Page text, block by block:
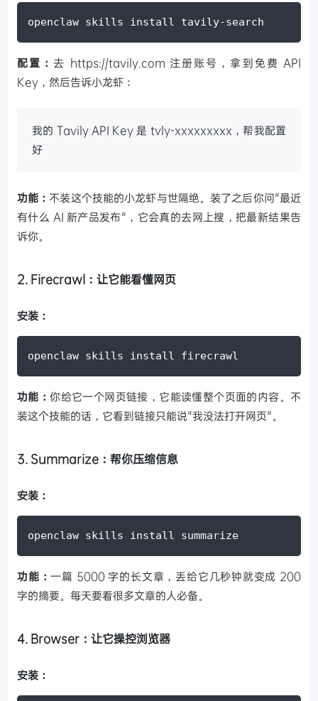
openclaw skills install tavily-search
配置：去 https://tavily.com 注册账号，拿到免费 API
Key，然后告诉小龙虾：
我的 Tavily API Key 是 tvly-xxxxxxxxx，帮我配置
好
功能： 不装这个技能的小龙虾与世隔绝。装了之后你问"最近
有什么 AI 新产品发布"，它会真的去网上搜，把最新结果告
诉你。
2. Firecrawl：让它能看懂网页
安装：
openclaw skills install firecrawl
功能：你给它一个网页链接，它能读懂整个页面的内容。不
装这个技能的话，它看到链接只能说"我没法打开网页"。
3. Summarize：帮你压缩信息
安装：
openclaw skills install summarize
功能：一篇 5000 字的长文章，丢给它几秒钟就变成 200
字的摘要。每天要看很多文章的人必备。
4. Browser：让它操控浏览器
安装：